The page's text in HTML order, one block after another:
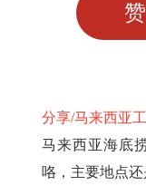
分享/马来西亚
马来西亚海底
咯，主要地点